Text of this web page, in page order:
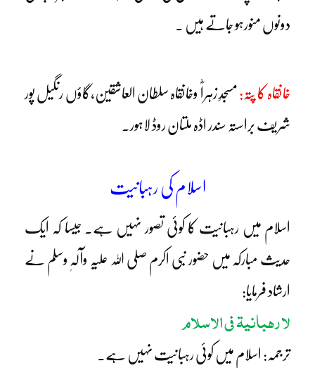
دونوں منورہو جاتے ہیں ۔
خانقاہ کا پتہ: مسجدِ زہراؓ وخانقاہ سلطان العاشقین،گاؤں رنگیل پور
شریف براستہ سندر اڈہ ملتان روڈ لاہور۔
اسلام کی رہبانیت
اسلام میں رہبانیت کا کوئی تصور نہیں ہے۔ جیسا کہ ایک
حدیث مبارکہ میں حضور نبی اکرم صلی اللہ علیہ وآلہٖ وسلم نے
ارشاد فرمایا:
لا رہبانیۃ فی الاسلام
ترجمہ: اسلام میں کوئی رہبانیت نہیں ہے۔